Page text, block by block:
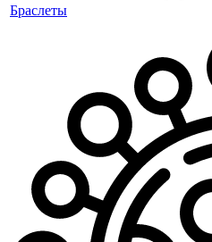
Браслеты